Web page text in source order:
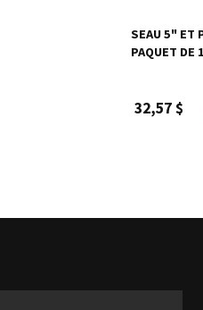
SEAU 5" ET
PAQUET DE
32,57 $